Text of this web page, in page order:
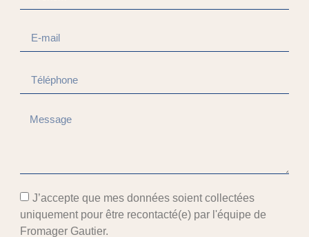
J’accepte que mes données soient collectées
uniquement pour être recontacté(e) par l'équipe de
Fromager Gautier.